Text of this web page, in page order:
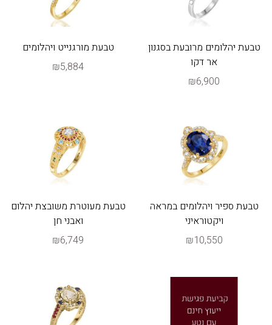
טבעת יהלומים מרובעת בסגנון
אר דקו
₪6,900
טבעת מורגנייט ויהלומים
₪5,884
טבעת ספיר ויהלומים במראה
ויקטוראיני
₪10,550
טבעת מעוטרת משובצת יהלום
ואבני חן
₪6,749